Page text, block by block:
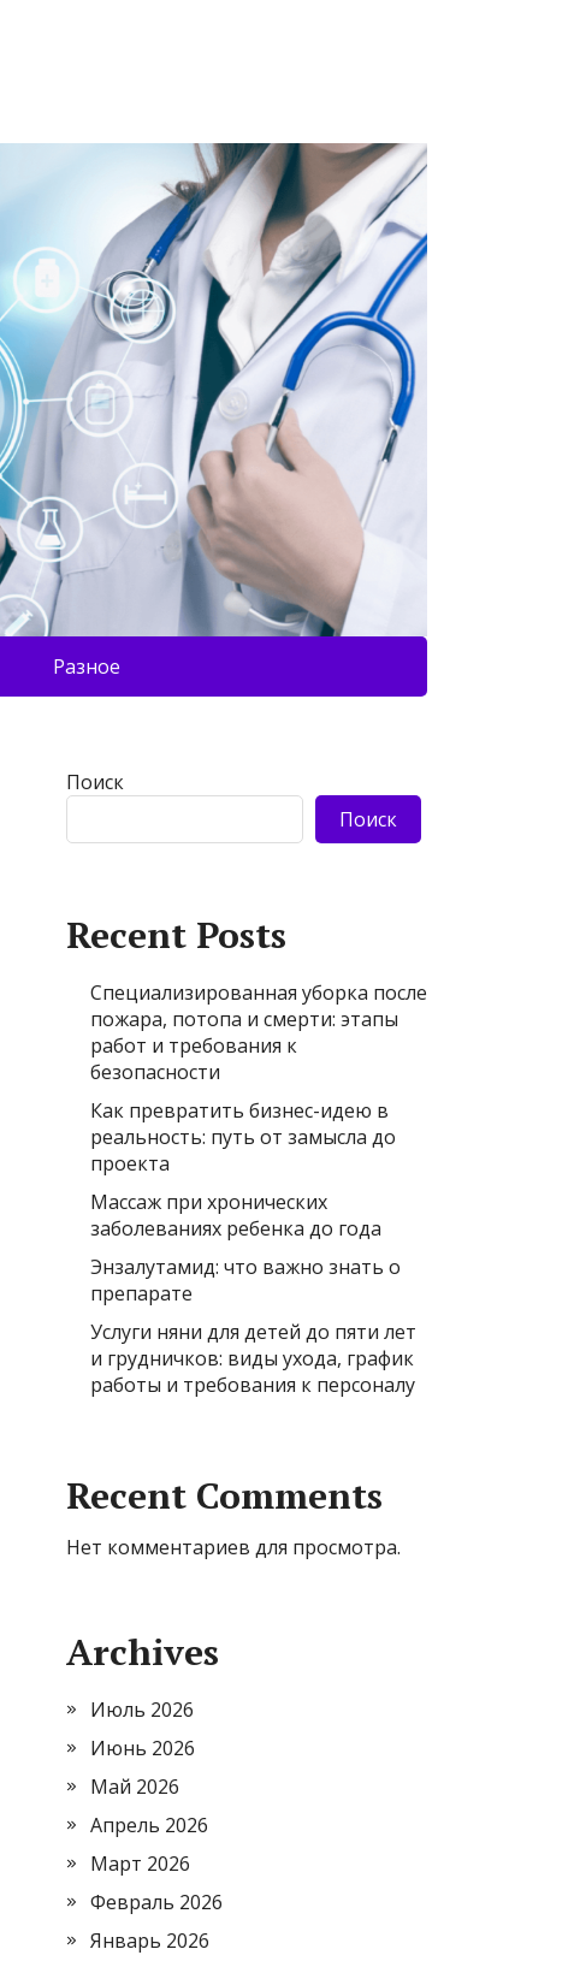
Разное
Поиск
Поиск
Recent Posts
Специализированная уборка после
пожара, потопа и смерти: этапы
работ и требования к
безопасности
Как превратить бизнес-идею в
реальность: путь от замысла до
проекта
Массаж при хронических
заболеваниях ребенка до года
Энзалутамид: что важно знать о
препарате
Услуги няни для детей до пяти лет
и грудничков: виды ухода, график
работы и требования к персоналу
Recent Comments
Нет комментариев для просмотра.
Archives
Июль 2026
Июнь 2026
Май 2026
Апрель 2026
Март 2026
Февраль 2026
Январь 2026